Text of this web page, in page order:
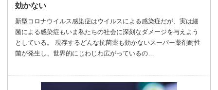
効かない
新型コロナウイルス感染症はウイルスによる感染症だが、実は細
菌による感染症もいま私たちの社会に深刻なダメージを与えよう
としている。 現存するどんな抗菌薬も効かないスーパー薬剤耐性
菌が発生し、世界的にじわじわ広がっているの…